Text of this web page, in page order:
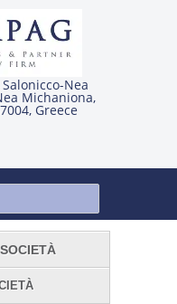
Salonicco-Nea
Michaniona,
, Greece